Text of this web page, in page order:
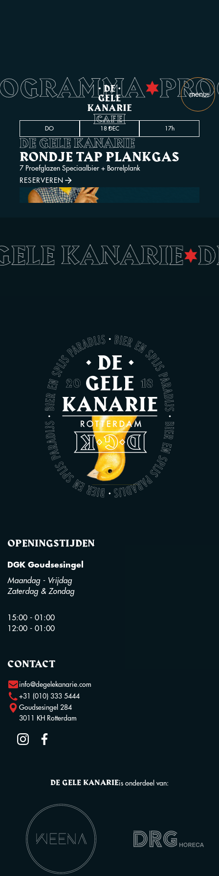
menu
•
DO 18 DEC 17h
DE GELE KANARIE
RONDJE TAP PLANKGAS
7 Proefglazen Speciaalbier + Borrelplank
RESERVEREN
KANARIE•
OPENINGSTIJDEN
DGK Goudsesingel
Maandag - Vrijdag
Zaterdag & Zondag
15:00 - 01:00
12:00 - 01:00
CONTACT
info@degelekanarie.com
+31 (010) 333 5444
Goudsesingel 284
3011 KH Rotterdam
DE GELE KANARIEis onderdeel van: